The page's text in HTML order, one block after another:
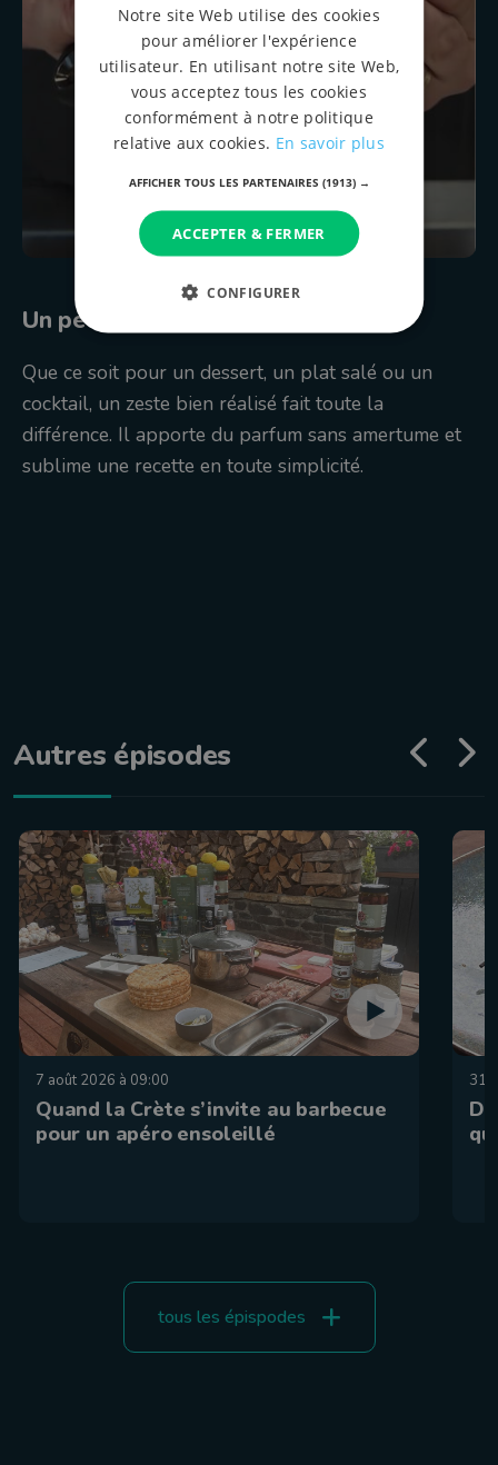
Un petit geste qui change tout
Que ce soit pour un dessert, un plat salé ou un
cocktail, un zeste bien réalisé fait toute la
différence. Il apporte du parfum sans amertume et
sublime une recette en toute simplicité.
Autres épisodes
7 août 2026 à 09:00
Quand la Crète s’invite au barbecue
pour un apéro ensoleillé
31
tous les épispodes
Notre site Web utilise des cookies
pour améliorer l'expérience
utilisateur. En utilisant notre site Web,
vous acceptez tous les cookies
conformément à notre politique
relative aux cookies. En savoir plus
AFFICHER TOUS LES PARTENAIRES (1913) →
ACCEPTER & FERMER
CONFIGURER